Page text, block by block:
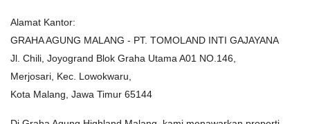
Alamat Kantor:
GRAHA AGUNG MALANG - PT. TOMOLAND INTI GAJAYANA
Jl. Chili, Joyogrand Blok Graha Utama A01 NO.146,
Merjosari, Kec. Lowokwaru,
Kota Malang, Jawa Timur 65144